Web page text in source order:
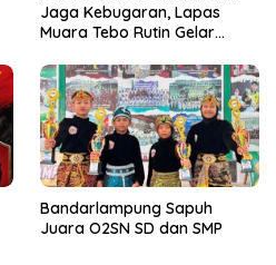
Jaga Kebugaran, Lapas
Muara Tebo Rutin Gelar
Bandarlampung Sapuh
Juara O2SN SD dan SMP